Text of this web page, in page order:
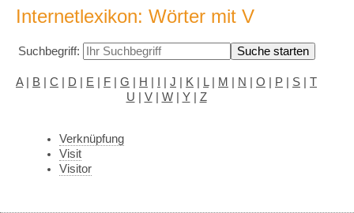
Internetlexikon: Wörter mit V
Suchbegriff:
A| B C D E F G H J K L M N O P S
T
U
V| W| Y| Z
Verknüpfung
Visit
Visitor